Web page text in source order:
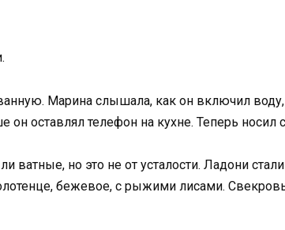
Марина слышала, как он включил
он оставлял телефон на кухне. Теперь
ватные, но это не от усталости. Ладони
бежевое, с рыжими лисами.